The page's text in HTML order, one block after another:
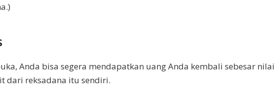
Anda bisa segera mendapatkan uang Anda kembali sebesar nilai
dari reksadana itu sendiri.